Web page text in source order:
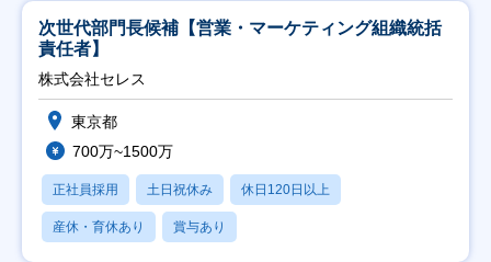
次世代部門長候補【営業・マーケティング組織統括
責任者】
株式会社セレス
東京都
700万~1500万
正社員採用 土日祝休み 休日120日以上
産休・育休あり 賞与あり